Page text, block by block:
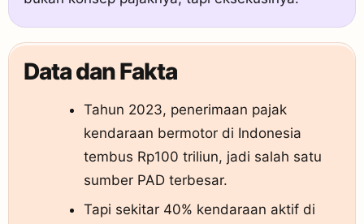
Data dan Fakta
Tahun 2023, penerimaan pajak
kendaraan bermotor di Indonesia
tembus Rp100 triliun, jadi salah satu
sumber PAD terbesar.
Tapi sekitar 40% kendaraan aktif di